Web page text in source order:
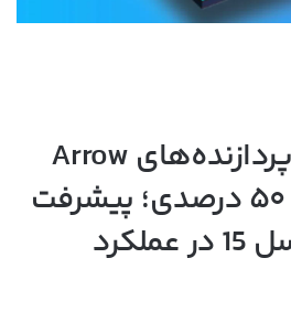
حافظه کش L2 پردازنده‌های Arrow
Lake با افزایش ۵۰ درصدی؛ پیشرفت
پردازنده‌های نسل 15 در عملکرد